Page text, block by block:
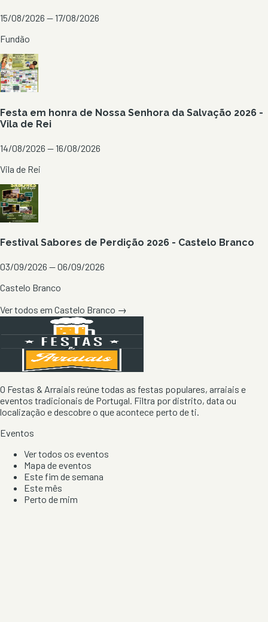
15/08/2026 — 17/08/2026
Fundão
Festa em honra de Nossa Senhora da Salvação 2026 -
Vila de Rei
14/08/2026 — 16/08/2026
Vila de Rei
Festival Sabores de Perdição 2026 - Castelo Branco
03/09/2026 — 06/09/2026
Castelo Branco
Ver todos em Castelo Branco →
O Festas & Arraiais reúne todas as festas populares, arraiais e
eventos tradicionais de Portugal. Filtra por distrito, data ou
localização e descobre o que acontece perto de ti.
Eventos
Ver todos os eventos
Mapa de eventos
Este fim de semana
Este mês
Perto de mim